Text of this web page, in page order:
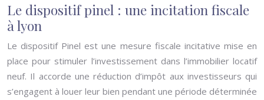
Le dispositif pinel : une incitation fiscale
à lyon
Le dispositif Pinel est une mesure fiscale incitative mise en
place pour stimuler l’investissement dans l’immobilier locatif
neuf. Il accorde une réduction d’impôt aux investisseurs qui
s’engagent à louer leur bien pendant une période déterminée